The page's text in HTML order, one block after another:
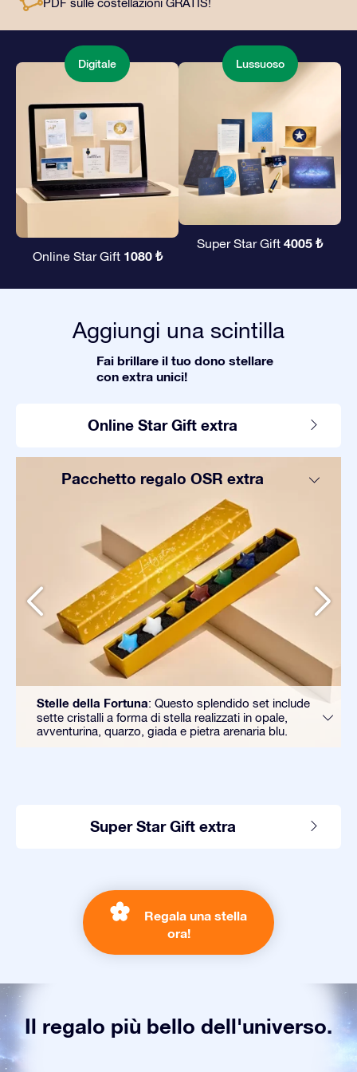
PDF sulle costellazioni GRATIS!
Digitale
Online Star Gift 1080 ₺
Lussuoso
Super Star Gift 4005 ₺
Aggiungi una scintilla
Fai brillare il tuo dono stellare
con extra unici!
Online Star Gift extra
Pacchetto regalo OSR extra
Stelle della Fortuna: Questo splendido set include
sette cristalli a forma di stella realizzati in opale,
avventurina, quarzo, giada e pietra arenaria blu.
Super Star Gift extra
Regala una stella
ora!
Il regalo più bello dell'universo.